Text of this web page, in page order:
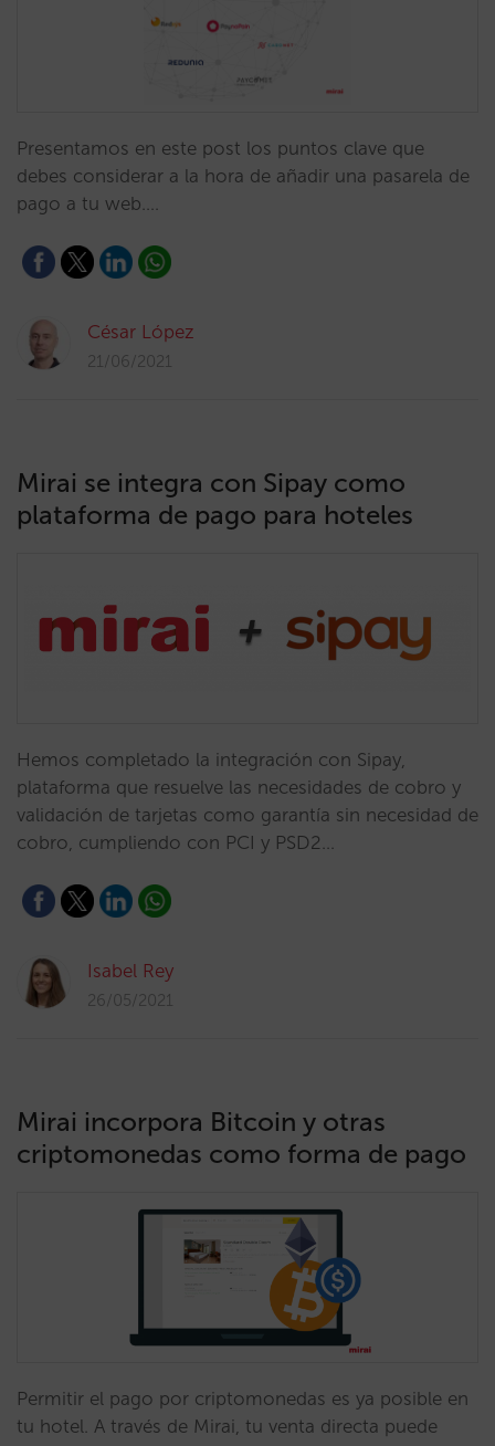
Presentamos en este post los puntos clave que
debes considerar a la hora de añadir una pasarela de
pago a tu web.…
César López
21/06/2021
Mirai se integra con Sipay como
plataforma de pago para hoteles
Hemos completado la integración con Sipay,
plataforma que resuelve las necesidades de cobro y
validación de tarjetas como garantía sin necesidad de
cobro, cumpliendo con PCI y PSD2…
Isabel Rey
26/05/2021
Mirai incorpora Bitcoin y otras
criptomonedas como forma de pago
Permitir el pago por criptomonedas es ya posible en
tu hotel. A través de Mirai, tu venta directa puede